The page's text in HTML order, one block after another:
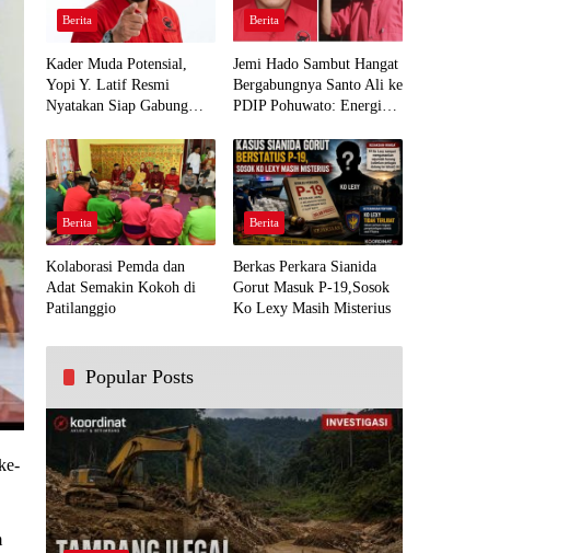
Berita
Kader Muda Potensial,
Yopi Y. Latif Resmi
Nyatakan Siap Gabung
Demi Kawal Aspirasi Bumi
Panua
Berita
Jemi Hado Sambut Hangat
Bergabungnya Santo Ali ke
PDIP Pohuwato: Energi
Rakyat
Berita
Kolaborasi Pemda dan
Adat Semakin Kokoh di
Patilanggio
Berita
Berkas Perkara Sianida
Gorut Masuk P-19,Sosok
Ko Lexy Masih Misterius
Popular Posts